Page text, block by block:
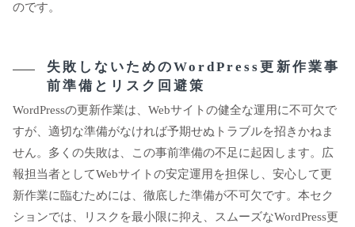
のです。
失敗しないためのWordPress更新作業事
前準備とリスク回避策
WordPressの更新作業は、Webサイトの健全な運用に不可欠で
すが、適切な準備がなければ予期せぬトラブルを招きかねま
せん。多くの失敗は、この事前準備の不足に起因します。広
報担当者としてWebサイトの安定運用を担保し、安心して更
新作業に臨むためには、徹底した準備が不可欠です。本セク
ションでは、リスクを最小限に抑え、スムーズなWordPress更